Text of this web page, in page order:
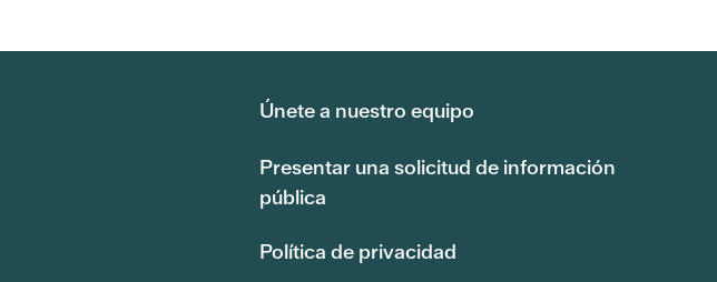
Únete a nuestro equipo
Presentar una solicitud de información
pública
Política de privacidad